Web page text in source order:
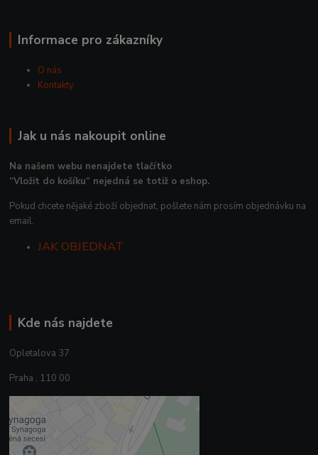
Informace pro zákazníky
O nás
Kontakty
Jak u nás nakoupit online
Na našem webu nenajdete tlačítko
“Vložit do košíku“ nejedná se totiž o eshop.
Pokud chcete nějaké zboží objednat, pošlete nám prosím objednávku na
email.
JAK OBJEDNAT
Kde nás najdete
Opletalova 37
Praha , 110 00